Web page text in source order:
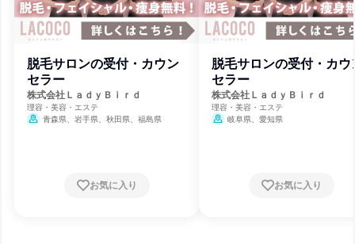
脱毛サロンの受付・カウン
セラー
株式会社ＬａｄｙＢｉｒｄ
理容・美容・エステ
青森県、岩手県、秋田県、福島県
お気に入り
脱毛サロンの受付・カウ
セラー
株式会社ＬａｄｙＢｉｒｄ
理容・美容・エステ
岐阜県、愛知県
お気に入り